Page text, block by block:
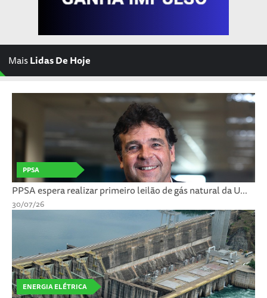
MaisLidas De Hoje
PPSA
PPSA espera realizar primeiro leilão de gás natural da U...
30/07/26
ENERGIA ELÉTRICA